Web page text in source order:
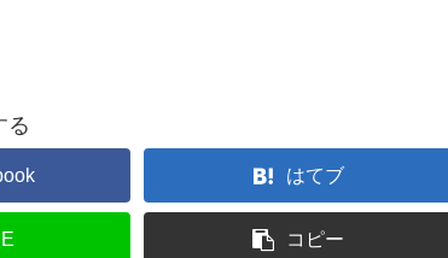
る
はてブ
コピー